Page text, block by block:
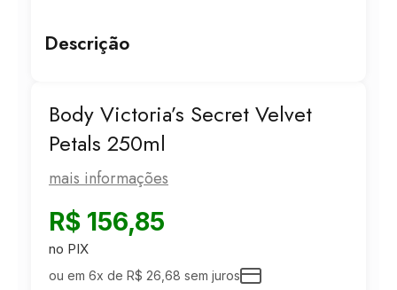
Body Victoria’s Secret Velvet
Petals 250ml
mais informações
R$ 156,85
no PIX
ou em 6x de R$ 26,68 sem juros
Descrição